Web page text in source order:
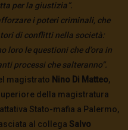
per la giustizia”.
i poteri criminali, che
di conflitti nella società:
loro le questioni che d’ora in
processi che salteranno”.
magistrato Nino Di Matteo,
della magistratura
Stato-mafia a Palermo,
al collega Salvo